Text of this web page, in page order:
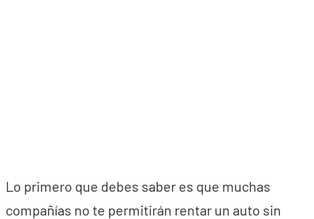
Lo primero que debes saber es que muchas
compañías no te permitirán rentar un auto sin